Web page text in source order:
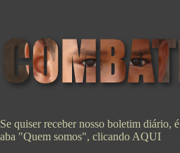
Se quiser receber nosso boletim diário,
aba "Quem somos", clicando AQUI